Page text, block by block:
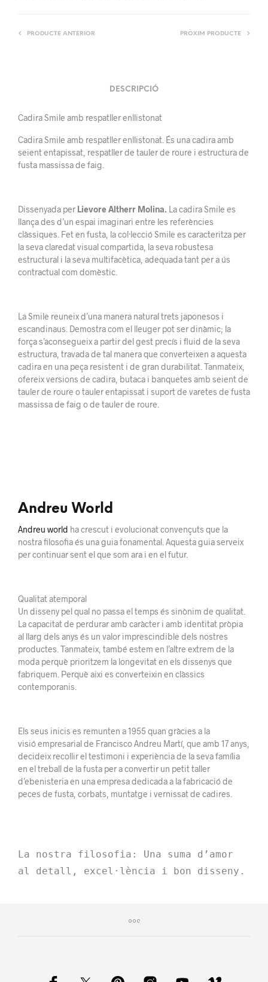
PRODUCTE ANTERIOR PRÒXIM PRODUCTE
DESCRIPCIÓ
Cadira Smile amb respatller enllistonat
Cadira Smile amb respatller enllistonat. És una cadira amb
seient entapissat, respatller de tauler de roure i estructura de
fusta massissa de faig.
Dissenyada per Lievore Altherr Molina. La cadira Smile es
llança des d’un espai imaginari entre les referències
clàssiques. Fet en fusta, la col·lecció Smile es caracteritza per
la seva claredat visual compartida, la seva robustesa
estructural i la seva multifacètica, adequada tant per a ús
contractual com domèstic.
La Smile reuneix d’una manera natural trets japonesos i
escandinaus. Demostra com el lleuger pot ser dinàmic; la
força s’aconsegueix a partir del gest precís i fluid de la seva
estructura, travada de tal manera que converteixen a aquesta
cadira en una peça resistent i de gran durabilitat. Tanmateix,
ofereix versions de cadira, butaca i banquetes amb seient de
tauler de roure o tauler entapissat i suport de varetes de fusta
massissa de faig o de tauler de roure.
Andreu World
Andreu world ha crescut i evolucionat convençuts que la
nostra filosofia és una guia fonamental. Aquesta guia serveix
per continuar sent el que som ara i en el futur.
Qualitat atemporal
Un disseny pel qual no passa el temps és sinònim de qualitat.
La capacitat de perdurar amb caràcter i amb identitat pròpia
al llarg dels anys és un valor imprescindible dels nostres
productes. Tanmateix, també estem en l’altre extrem de la
moda perquè prioritzem la longevitat en els dissenys que
fabriquem. Perquè aixi es converteixin en clàssics
contemporanis.
Els seus inicis es remunten a 1955 quan gràcies a la
visió empresarial de Francisco Andreu Martí, que amb 17 anys,
decideix recollir el testimoni i experiència de la seva família
en el treball de la fusta per a convertir un petit taller
d’ebenisteria en una empresa dedicada a la fabricació de
peces de fusta, corbats, muntatge i vernissat de cadires.
La nostra filosofia: Una suma d’amor
al detall, excel·lència i bon disseny.